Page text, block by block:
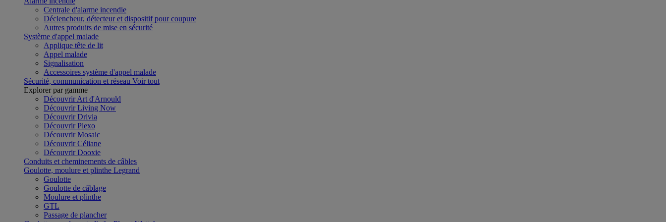
Centrale d'alarme incendie
Déclencheur, détecteur et dispositif pour coupure
Autres produits de mise en sécurité
Système d'appel malade
Applique tête de lit
Appel malade
Signalisation
Accessoires système d'appel malade
Sécurité, communication et réseau Voir tout
Explorer par gamme
Découvrir Art d'Arnould
Découvrir Living Now
Découvrir Drivia
Découvrir Plexo
Découvrir Mosaic
Découvrir Céliane
Découvrir Dooxie
Conduits et cheminements de câbles
Goulotte, moulure et plinthe Legrand
Goulotte
Goulotte de câblage
Moulure et plinthe
GTL
Passage de plancher